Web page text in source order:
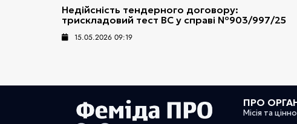
Недійсність тендерного договору:
трискладовий тест ВС у справі №903/997/25
15.05.2026 09:19
ПРО
Місія та